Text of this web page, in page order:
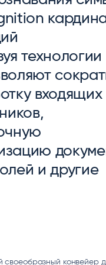
ОПЕРАЦИОННОЙ
технологии
входящих
и другие
конвейер